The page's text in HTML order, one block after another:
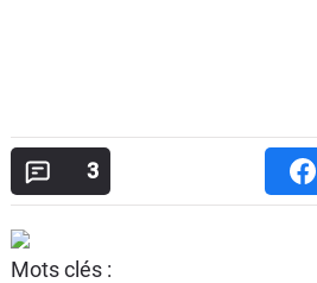
3
Mots clés :